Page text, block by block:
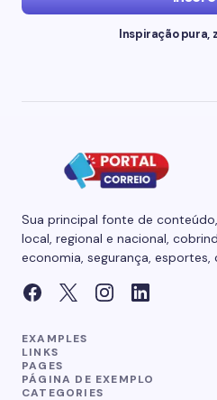
Inspiração pura,
Sua principal fonte de
local, regional e nacional,
economia, segurança,
EXAMPLES
LINKS
PAGES
PÁGINA DE EXEMPLO
CATEGORIES